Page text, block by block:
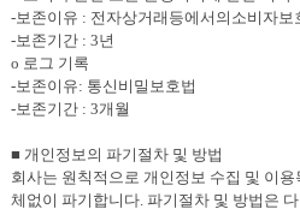
-보존이유 : 전자상거래등에서의소비자보
-보존기간 : 3년
o 로그 기록
-보존이유: 통신비밀보호법
-보존기간 : 3개월
■ 개인정보의 파기절차 및 방법
회사는 원칙적으로 개인정보 수집 및 이
체없이 파기합니다. 파기절차 및 방법은